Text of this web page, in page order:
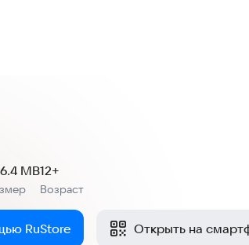
MB
Возраст
12+
RuStore Открыть на